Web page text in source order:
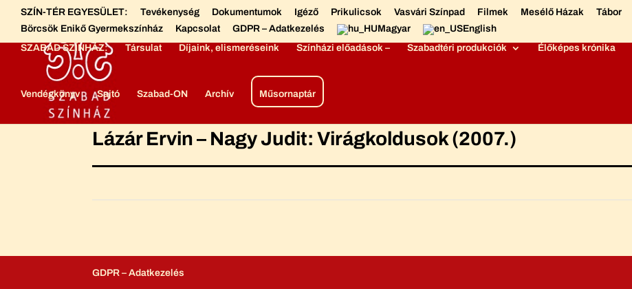
SZÍN-TÉR EGYESÜLET: Tevékenység Dokumentumok Igéző Prikulicsok Vasvári Színpad Filmek Mesélő Házak Tábor
Börcsök Enikő Gyermekszínház
Kapcsolat GDPR – Adatkezelés Magyar
English
SZABAD SZÍNHÁZ:
Társulat Díjaink, elismeréseink Színházi előadások – Szabadtéri produkciók Élőképes krónika
Vendégkönyv Sajtó Szabad-ON Archív Műsornaptár
Lázár Ervin – Nagy Judit: Virágkoldusok (2007.)
GDPR – Adatkezelés